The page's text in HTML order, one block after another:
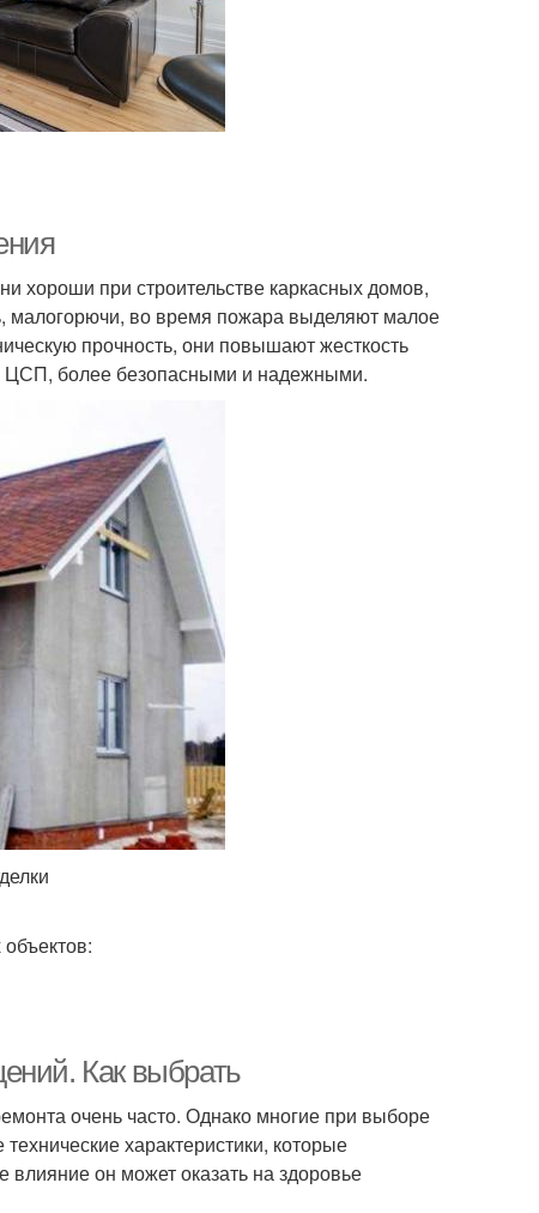
хороши при строительстве каркасных домов,
малогорючи, во время пожара выделяют малое
прочность, они повышают жесткость
ЦСП, более безопасными и надежными.
Как выбрать
очень часто. Однако многие при выборе
характеристики, которые
влияние он может оказать на здоровье